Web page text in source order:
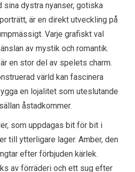
sina dystra nyanser, gotiska
är en direkt utveckling på
Varje grafiskt val
av mystik och romantik.
en stor del av spelets charm.
värld kan fascinera
en lojalitet som uteslutande
åstadkommer.
som uppdagas bit för bit i
till ytterligare lager. Amber, den
efter förbjuden kärlek.
av förräderi och ett sug efter